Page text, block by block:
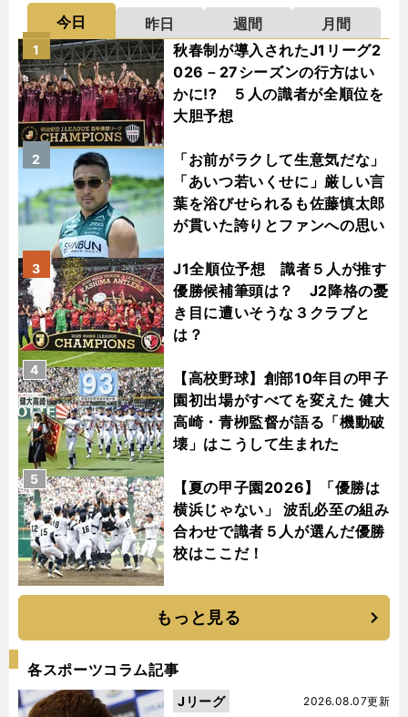
今日 昨日 週間
月間
秋春制が導入されたJ1リーグ2
026－27シーズンの行方はい
かに!? ５人の識者が全順位を
大胆予想
1
「お前がラクして生意気だな」
「あいつ若いくせに」厳しい言
葉を浴びせられるも佐藤慎太郎
が貫いた誇りとファンへの思い
2
J1全順位予想 識者５人が推す
優勝候補筆頭は？ J2降格の憂
き目に遭いそうな３クラブと
は？
3
【高校野球】創部10年目の甲子
園初出場がすべてを変えた 健大
高崎・青栁監督が語る「機動破
壊」はこうして生まれた
4
【夏の甲子園2026】「優勝は
横浜じゃない」 波乱必至の組み
合わせで識者５人が選んだ優勝
校はここだ！
5
もっと見る
各スポーツコラム記事
2026.08.07更新
Jリーグ